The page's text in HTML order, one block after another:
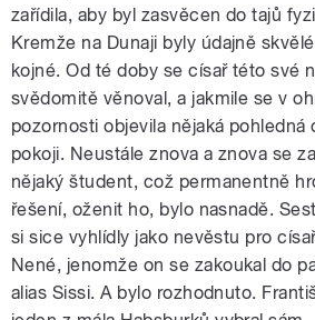
zařídila, aby byl zasvěcen do tajů
Kremže na Dunaji byly údajně
kojné. Od té doby se císař této své
svědomitě věnoval, a jakmile se v
pozornosti objevila nějaká pohledná
pokoji. Neustále znova a znova se
nějaký študent, což permanentně
řešení, oženit ho, bylo nasnadě.
si sice vyhlídly jako nevěstu pro
Nené, jenomže on se zakoukal do
alias Sissi. A bylo rozhodnuto.